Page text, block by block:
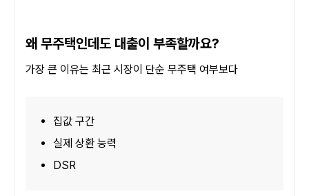
왜 무주택인데도 대출이 부족할까요?
가장 큰 이유는 최근 시장이 단순 무주택 여부보다
집값 구간
실제 상환 능력
DSR